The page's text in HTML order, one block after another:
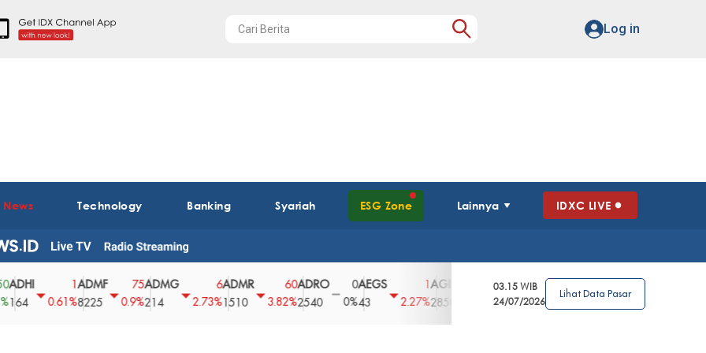
Log in
Technology Banking Syariah ESG Zone Lainnya IDXC LIVE
0.61%
ADMF
8225
75
0.9%
ADMG
214
2.73%
ADMR
1510
60
3.82%
ADRO
2540
0
0%
AEGS
2.27% 2850
3.39%
AGRO
4
2.63%
AGRS
0%
03.15 WIB
24/07/2026
Lihat Data Pasar